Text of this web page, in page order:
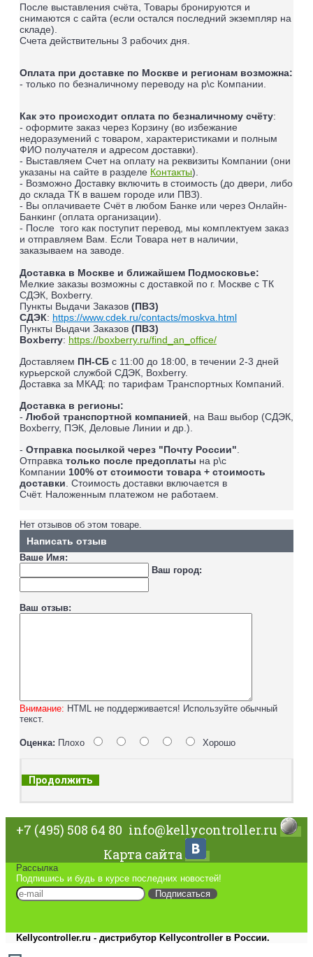
После выставления счёта, Товары бронируются и
снимаются с сайта (если остался последний экземпляр на
складе).
Счета действительны 3 рабочих дня.
Оплата при доставке по Москве и регионам возможна:
- только по безналичному переводу на р\с Компании.
Как это происходит оплата по безналичному счёту:
- оформите заказ через Корзину (во избежание
недоразумений с товаром, характеристиками и полным
ФИО получателя и адресом доставки).
- Выставляем Счет на оплату на реквизиты Компании (они
указаны на сайте в разделе Контакты).
- Возможно Доставку включить в стоимость (до двери, либо
до склада ТК в вашем городе или ПВЗ).
- Вы оплачиваете Счёт в любом Банке или через Онлайн-
Банкинг (оплата организации).
- После того как поступит перевод, мы комплектуем заказ
и отправляем Вам. Если Товара нет в наличии,
заказываем на заводе.
Доставка в Москве и ближайшем Подмосковье:
Мелкие заказы возможны с доставкой по г. Москве с ТК
СДЭК, Boxberry.
Пункты Выдачи Заказов (ПВЗ)
СДЭК: https://www.cdek.ru/contacts/moskva.html
Пункты Выдачи Заказов (ПВЗ)
Boxberry: https://boxberry.ru/find_an_office/
Доставляем ПН-СБ с 11:00 до 18:00, в течении 2-3 дней
курьерской службой СДЭК, Boxberry.
Доставка за МКАД: по тарифам Транспортных Компаний.
Доставка в регионы:
- Любой транспортной компанией , на Ваш выбор (СДЭК,
Boxberry, ПЭК, Деловые Линии и др.).
- Отправка посылкой через "Почту России"
Отправка только после предоплаты на р\с
Компании 100% от стоимости товара + стоимость
доставки . Стоимость доставки включается в
Счёт. Наложенным платежом не работаем
Нет отзывов об этом товаре.
Написать отзыв
Ваше Имя:
Ваш город:
Ваш отзыв:
Внимание: HTML не поддерживается! Используйте обычный
текст.
Оценка: Плохо Хорошо
Продолжить
+7 (495) 508 64 80 info@kellycontroller.ru
Карта сайта
Рассылка
Подпишись и будь в курсе последних новостей!
Подписаться
Kellycontroller.ru - дистрибутор Kellycontroller в России.